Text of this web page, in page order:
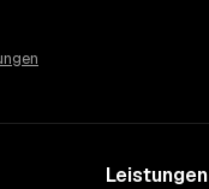
Leistungen